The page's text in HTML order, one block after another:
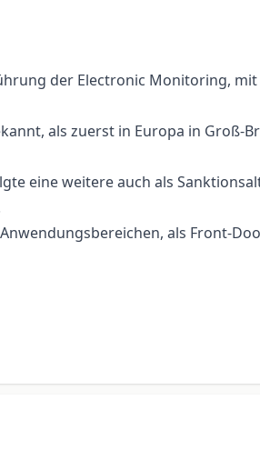
der Electronic Monitoring,
als zuerst in Europa in Groß-
eine weitere auch als
als Front-